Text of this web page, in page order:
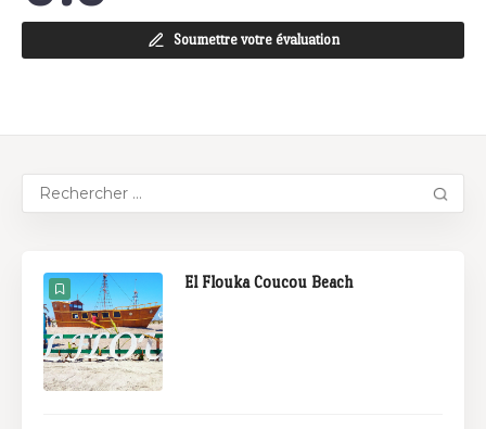
Soumettre votre évaluation
El Flouka Coucou Beach